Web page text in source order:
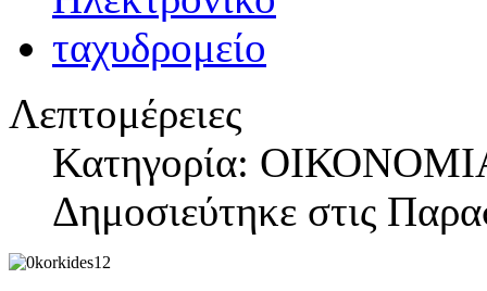
Λεπτομέρειες
Κατηγορία:
Δημοσιεύτηκε στις